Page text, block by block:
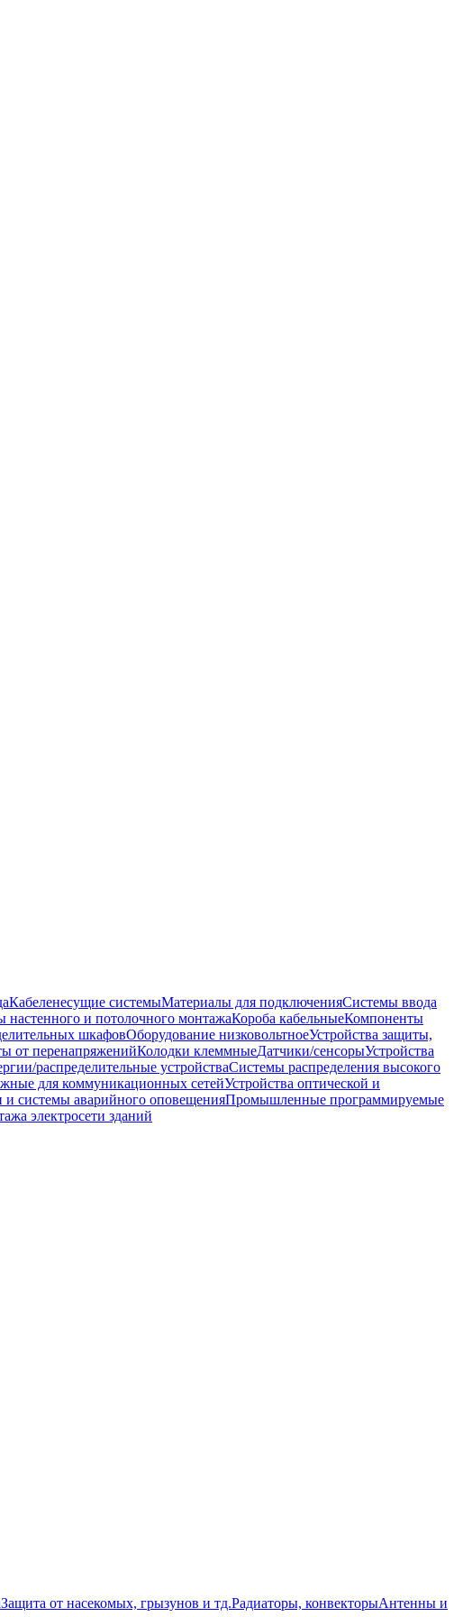
Кабеленесущие системыМатериалы для подключенияСистемы ввода
настенного и потолочного монтажаКороба кабельныеКомпоненты
шкафовОборудование низковольтноеУстройства защиты,
от перенапряженийКолодки клеммныеДатчики/сенсорыУстройства
распределительные устройстваСистемы распределения высокого
для коммуникационных сетейУстройства оптической и
системы аварийного оповещенияПромышленные программируемые
электросети зданий
Защита от насекомых, грызунов и тд.Радиаторы, конвекторыАнтенны и